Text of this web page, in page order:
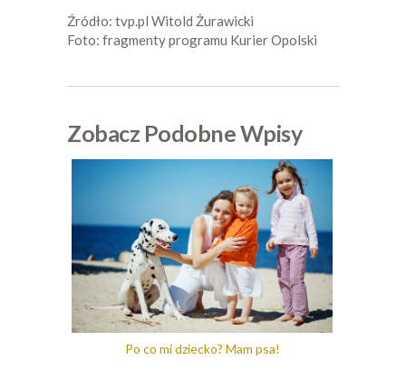
Źródło: tvp.pl Witold Żurawicki
Foto: fragmenty programu Kurier Opolski
Zobacz Podobne Wpisy
Po co mi dziecko? Mam psa!